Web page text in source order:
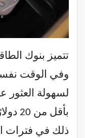
تتميز بنوك
وفي الوقت
بأقل
ذلك في فترات